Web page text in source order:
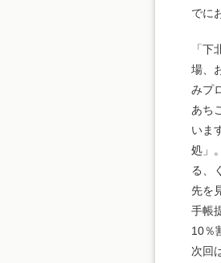
でに
「
場、
みプ
あち
いま
処」
る、
先を
手帳
10％
次回